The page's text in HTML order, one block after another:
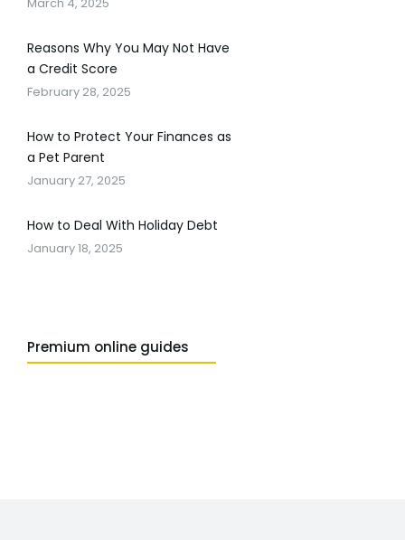
Reasons Why You May Not Have
a Credit Score
February 28, 2025
How to Protect Your Finances as
a Pet Parent
January 27, 2025
How to Deal With Holiday Debt
January 18, 2025
Premium online guides